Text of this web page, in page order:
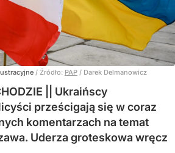
/ Źródło: PAP / Darek Delmanowicz
|| Ukraińscy
prześcigają się w coraz
komentarzach na temat
Uderza groteskowa wręcz